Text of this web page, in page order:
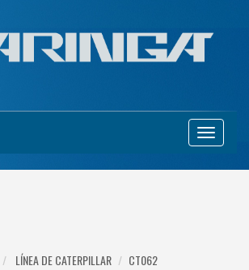
Toggle
navigation
LÍNEA DE CATERPILLAR CT062